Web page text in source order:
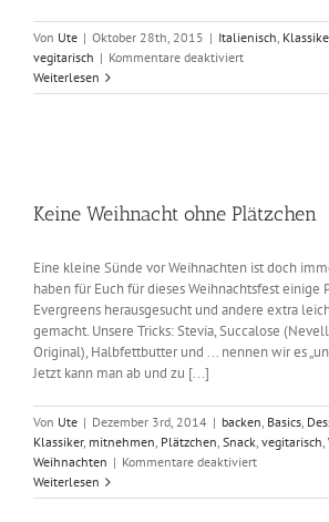
Von Ute | Oktober 28th, 2015 | Italienisch,
vegitarisch | Kommentare deaktiviertfür
alFredo
Points
Weiterlesen
Keine Weihnacht ohne Plätzchen
Eine kleine Sünde vor Weihnachten ist doch
haben für Euch für dieses Weihnachtsfest einige
Evergreens herausgesucht und andere extra
gemacht. Unsere Tricks: Stevia, Succalose
Original), Halbfettbutter und ... nennen wir es
Jetzt kann man ab und zu [...]
Von Ute | Dezember 3rd, 2014 | backen, Basics,
Klassiker, mitnehmen, Plätzchen, Snack, vegitarisch,
Weihnachten | Kommentare deaktiviertfür
Weihnacht
Weiterlesen